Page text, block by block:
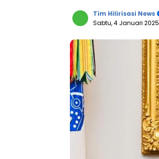
Tim Hilirisasi News
Sabtu, 4 Januari 2025